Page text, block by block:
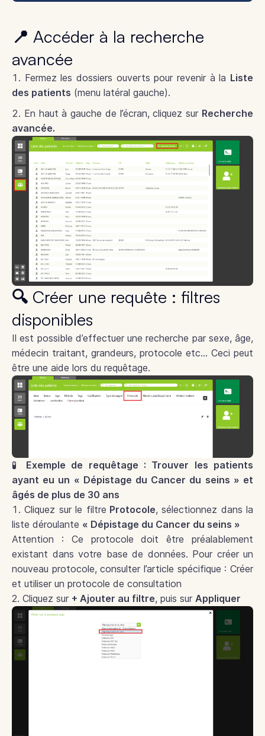
📍 Accéder à la recherche
avancée
Fermez les dossiers ouverts pour revenir à la Liste
des patients (menu latéral gauche).
En haut à gauche de l’écran, cliquez sur Recherche
avancée.
🔍 Créer une requête : filtres
disponibles
Il est possible d’effectuer une recherche par sexe, âge,
médecin traitant, grandeurs, protocole etc… Ceci peut
être une aide lors du requêtage.
🧪 Exemple de requêtage : Trouver les patients
ayant eu un « Dépistage du Cancer du seins » et
âgés de plus de 30 ans
Cliquez sur le filtre Protocole, sélectionnez dans la
liste déroulante « Dépistage du Cancer du seins »
Attention : Ce protocole doit être préalablement
existant dans votre base de données. Pour créer un
nouveau protocole, consulter l’article spécifique : Créer
et utiliser un protocole de consultation
2. Cliquez sur + Ajouter au filtre, puis sur Appliquer